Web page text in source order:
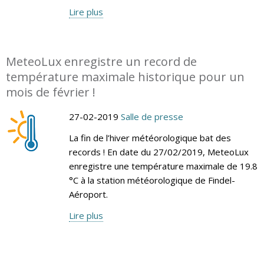
Lire plus
MeteoLux enregistre un record de
température maximale historique pour un
mois de février !
27-02-2019 Salle de presse
La fin de l’hiver météorologique bat des
records ! En date du 27/02/2019, MeteoLux
enregistre une température maximale de 19.8
°C à la station météorologique de Findel-
Aéroport.
Lire plus